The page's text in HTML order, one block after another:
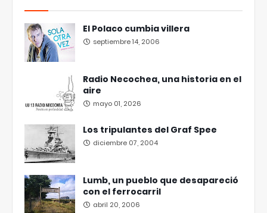
El Polaco cumbia villera
septiembre 14, 2006
Radio Necochea, una historia en el
aire
mayo 01, 2026
Los tripulantes del Graf Spee
diciembre 07, 2004
Lumb, un pueblo que desapareció
con el ferrocarril
abril 20, 2006